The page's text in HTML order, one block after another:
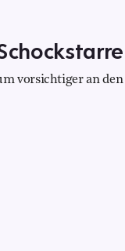
vorsichtiger an